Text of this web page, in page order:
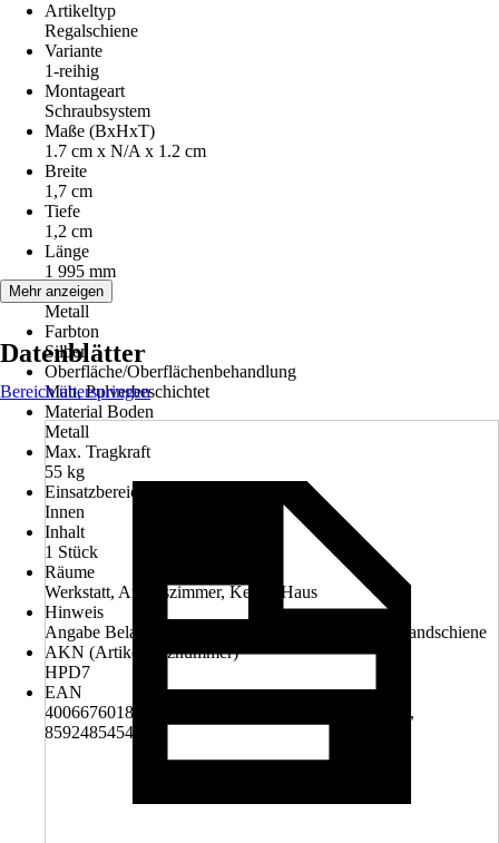
Artikeltyp
Regalschiene
Variante
1-reihig
Montageart
Schraubsystem
Maße (BxHxT)
1.7 cm x N/A x 1.2 cm
Breite
1,7 cm
Tiefe
1,2 cm
Länge
1 995 mm
Material
Metall
Farbton
Silber
Oberfläche/Oberflächenbehandlung
Matt, Pulverbeschichtet
Material Boden
Metall
Max. Tragkraft
55 kg
Einsatzbereich
Innen
Inhalt
1 Stück
Räume
Werkstatt, Arbeitszimmer, Keller, Haus
Hinweis
Angabe Belastbarkeit bezieht sich auf je 200 mm Wandschiene
AKN (Artikelkurznummer)
HPD7
EAN
4006676018444, 4007557200354, 4008057454469,
8592485454468
Mehr anzeigen
Datenblätter
Bereich überspringen